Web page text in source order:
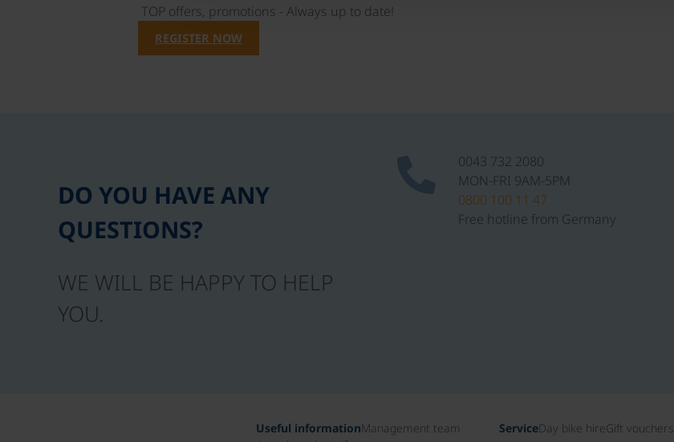
TOP offers, promotions - Always up to date!
REGISTER NOW
DO YOU HAVE ANY
QUESTIONS?
WE WILL BE HAPPY TO HELP
YOU.
0043 732 2080
MON-FRI 9AM-5PM
0800 100 11 47
Free hotline from Germany
Useful informationManagement team
ServiceDay bike hireGift vouchers